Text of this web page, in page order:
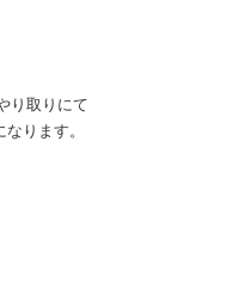
り取りにて
ります。